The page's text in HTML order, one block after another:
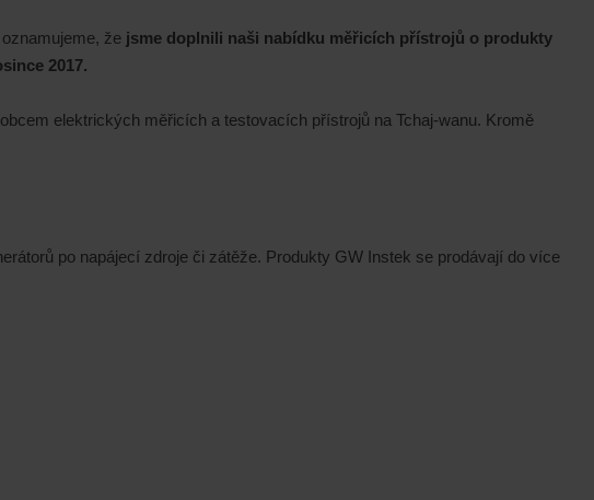
že jsme doplnili naši nabídku měřicích přístrojů o produkty
2017.
elektrických měřicích a testovacích přístrojů na Tchaj-wanu. Kromě
po napájecí zdroje či zátěže. Produkty GW Instek se prodávají do více